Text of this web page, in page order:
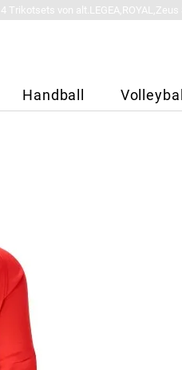
14 Trikotsets von
Handball Volleyball